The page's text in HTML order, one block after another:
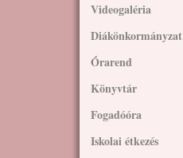
Videogaléria
Diákönkormányzat
Órarend
Könyvtár
Fogadóóra
Iskolai étkezés